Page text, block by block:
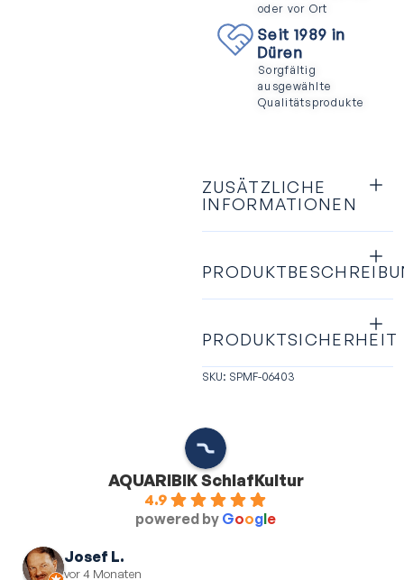
oder vor Ort
Seit 1989 in
Düren
Sorgfältig
ausgewählte
Qualitätsprodukte
ZUSÄTZLICHE
INFORMATIONEN
PRODUKTSICHERHEIT
SKU: SPMF-06403
AQUARIBIK SchlafKultur
4.9
powered by Google
Josef L.
vor 4 Monaten